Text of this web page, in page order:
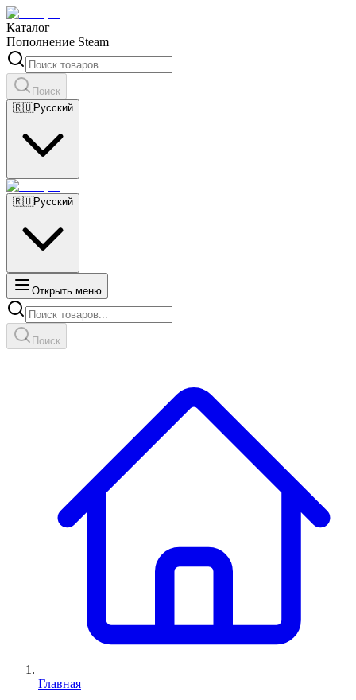
Каталог
Пополнение Steam
Поиск
🇷🇺Русский
🇷🇺Русский
Открыть меню
Поиск
Главная